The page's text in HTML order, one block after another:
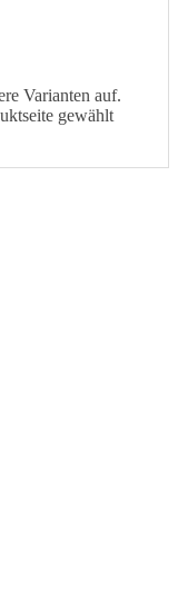
Varianten auf.
gewählt